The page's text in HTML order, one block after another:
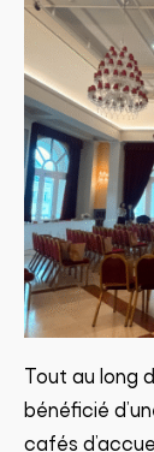
Tout au long
bénéficié
cafés